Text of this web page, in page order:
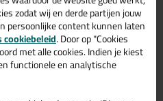
verwerken is. Perfect als je een
een topresultaat.
kleur Transparant Peanut
en op werkdagen besteld =
en kenmerken van dit
zodat wij en derde partijen jouw
persoonlijke content kunnen laten
cookiebeleid. Door op "Cookies
met alle cookies. Indien je kiest
functionele en analytische